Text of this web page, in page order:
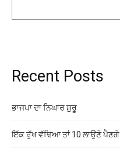
Recent Posts
ਭਾਜਪਾ ਦਾ ਨਿਘਾਰ ਸ਼ੁਰੂ
ਇੱਕ ਰੁੱਖ ਵੱਢਿਆ ਤਾਂ 10 ਲਾਉਣੇ ਪੈਣਗੇ